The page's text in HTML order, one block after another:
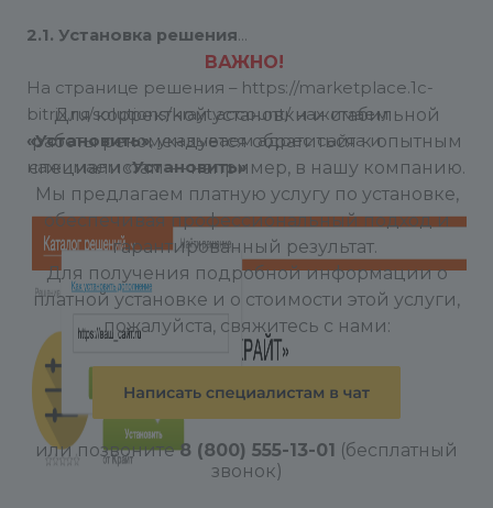
2.1. Установка решения
На странице решения – https://marketplace.1c-
bitrix.ru/solutions/krayt.account/ нажимаем
«Установить», указываем адрес сайта и
нажимаем «Установить»
ВАЖНО!
Для корректной установки и стабильной
работы рекомендуется обратиться к опытным
специалистам — например, в нашу компанию.
Мы предлагаем платную услугу по установке,
обеспечивая профессиональный подход и
гарантированный результат.
Для получения подробной информации о
платной установке и о стоимости этой услуги,
пожалуйста, свяжитесь с нами:
или позвоните8 (800) 555-13-01 (бесплатный
звонок)